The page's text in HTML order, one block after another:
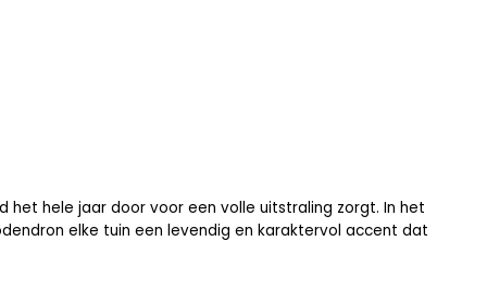
het hele jaar door voor een volle uitstraling zorgt. In het
elke tuin een levendig en karaktervol accent dat